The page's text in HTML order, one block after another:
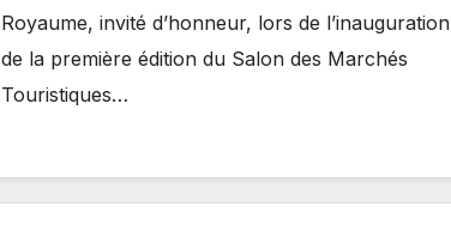
Royaume, invité d’honneur, lors de l’inauguration
de la première édition du Salon des Marchés
Touristiques…